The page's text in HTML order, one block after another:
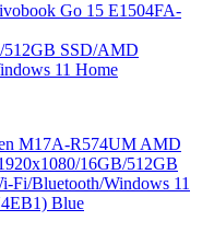
Go 15 E1504FA-
512GB SSD/AMD
11 Home
M17A-R574UM AMD
16GB/512GB
Fi/Bluetooth/Windows 11
Blue